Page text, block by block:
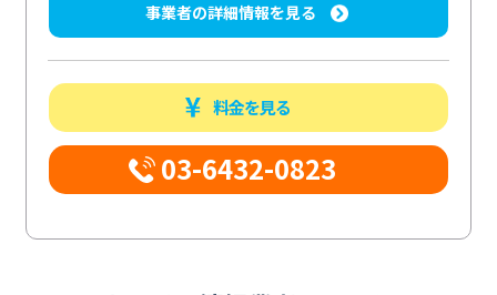
事業者の詳細情報を見る
料金を見る
03-6432-0823